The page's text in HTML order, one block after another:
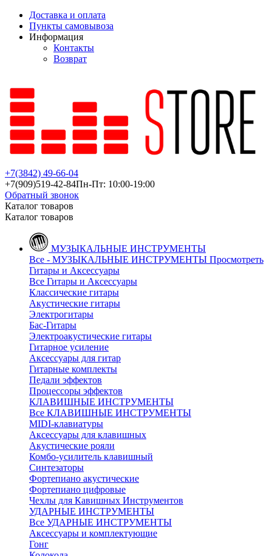
Доставка и оплата
Пункты самовывоза
Информация
Контакты
Возврат
+7(3842) 49-66-04
+7(909)519-42-84Пн-Пт: 10:00-19:00
Обратный звонок
Каталог товаров
Каталог товаров
МУЗЫКАЛЬНЫЕ ИНСТРУМЕНТЫ
Все - МУЗЫКАЛЬНЫЕ ИНСТРУМЕНТЫ Просмотреть
Гитары и Аксессуары
Все Гитары и Аксессуары
Классические гитары
Акустические гитары
Электрогитары
Бас-Гитары
Электроакустические гитары
Гитарное усиление
Аксессуары для гитар
Гитарные комплекты
Педали эффектов
Процессоры эффектов
КЛАВИШНЫЕ ИНСТРУМЕНТЫ
Все КЛАВИШНЫЕ ИНСТРУМЕНТЫ
MIDI-клавиатуры
Аксессуары для клавишных
Акустические рояли
Комбо-усилитель клавишный
Синтезаторы
Фортепиано акустические
Фортепиано цифровые
Чехлы для Кавишных Инструментов
УДАРНЫЕ ИНСТРУМЕНТЫ
Все УДАРНЫЕ ИНСТРУМЕНТЫ
Аксессуары и комплектующие
Гонг